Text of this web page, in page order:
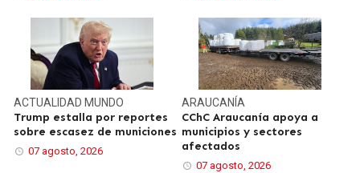
ACTUALIDAD MUNDO
Trump estalla por reportes
sobre escasez de municiones
07 agosto, 2026
ARAUCANÍA
CChC Araucanía apoya a
municipios y sectores
afectados
07 agosto, 2026